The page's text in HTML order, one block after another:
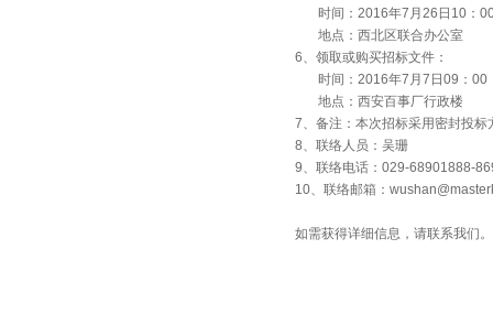
时间：2016年7月26日10：
地点：西北区联合办公室
6、领取或购买招标文件：
时间：2016年7月7日09：00
地点：西安百事厂行政楼
7、备注：本次招标采用密封投
8、联络人员：吴珊
9、联络电话：029-68901888-
10、联络邮箱：
如需获得详细信息，请联系我们。